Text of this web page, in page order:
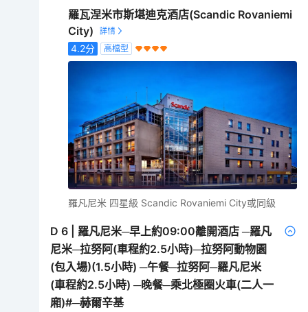
羅瓦涅米市斯堪迪克酒店(Scandic Rovaniemi
City)
4.2分 高檔型
羅凡尼米 四星級 Scandic Rovaniemi City或同級
D6
羅凡尼米─早上約09:00離開酒店 ─羅凡
尼米─拉努阿(車程約2.5小時)─拉努阿動物園
(包入場)(1.5小時) ─午餐─拉努阿─羅凡尼米
(車程約2.5小時) ─晚餐─乘北極圈火車(二人一
廂)#─赫爾辛基